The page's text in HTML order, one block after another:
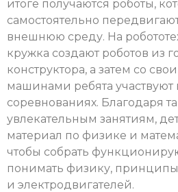
итоге получаются роботы,
самостоятельно
внешнюю среду. На
кружка создают роботов из
конструктора, а затем со
машинами ребята участвуют
соревнованиях. Благодаря
увлекательным занятиям,
материал по физике и
чтобы собрать
понимать физику,
и электродвигателей.